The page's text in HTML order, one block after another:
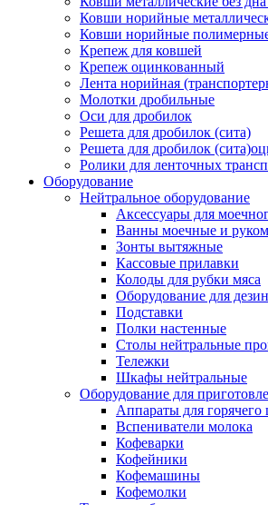
Ковши норийные
Ковши норийные
Крепеж для ковшей
Крепеж оцинкованный
Лента норийная
Молотки дробильные
Оси для дробилок
Решета для дробилок (сита)
Решета для дробилок
Ролики для ленточных
Оборудование
Нейтральное оборудование
Аксессуары для
Ванны моечные и
Зонты вытяжные
Кассовые прилавки
Колоды для рубки мяса
Оборудование для
Подставки
Полки настенные
Столы нейтральные
Тележки
Шкафы нейтральные
Оборудование для
Аппараты для горячего
Вспениватели молока
Кофеварки
Кофейники
Кофемашины
Кофемолки